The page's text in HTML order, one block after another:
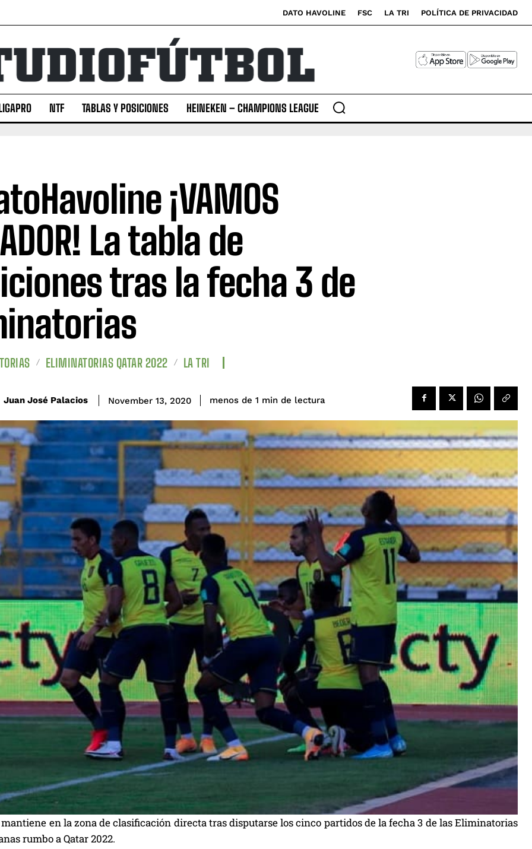
DATO HAVOLINE FSC LA TRI POLÍTICA DE PRIVACIDAD
NTF TABLAS Y POSICIONES HEINEKEN – CHAMPIONS LEAGUE
¡VAMOS
La tabla de
tras la fecha 3 de
ELIMINATORIAS QATAR 2022 LA TRI
Juan José Palacios November 13, 2020 menos de 1 min de lectura
mantiene en la zona de clasificación directa tras disputarse los cinco partidos de la fecha 3 de las Eliminatorias
rumbo a Qatar 2022.